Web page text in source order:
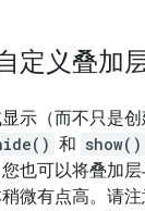
定义叠加
示（而不只是
和 show()
也可以将叠加层
微有点高。请